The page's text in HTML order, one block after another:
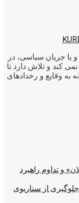
یا جریان سیاسی، در
کند و تلاش دارد تا
به وقایع و رخدادهای
و تداوم راهبرد
از سناریوی